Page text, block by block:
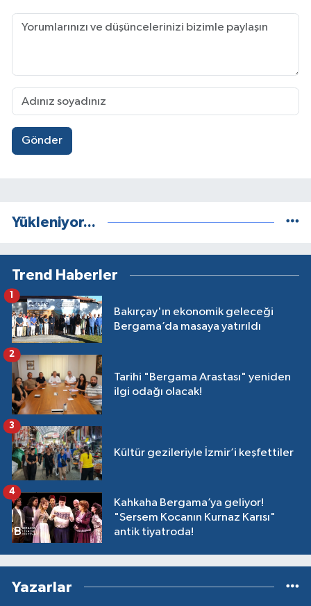
Gönder
Yükleniyor...
Trend Haberler
Bakırçay'ın ekonomik geleceği
Bergama’da masaya yatırıldı
1
Tarihi "Bergama Arastası" yeniden
ilgi odağı olacak!
2
Kültür gezileriyle İzmir’i keşfettiler
3
Kahkaha Bergama’ya geliyor!
"Sersem Kocanın Kurnaz Karısı"
antik tiyatroda!
4
Yazarlar